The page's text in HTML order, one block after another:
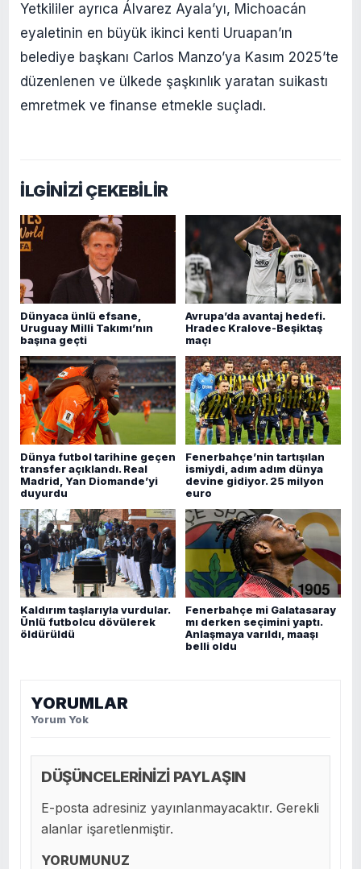
Yetkililer ayrıca Álvarez Ayala’yı, Michoacán
eyaletinin en büyük ikinci kenti Uruapan’ın
belediye başkanı Carlos Manzo’ya Kasım 2025’te
düzenlenen ve ülkede şaşkınlık yaratan suikastı
emretmek ve finanse etmekle suçladı.
İLGİNİZİ ÇEKEBİLİR
Dünyaca ünlü efsane,
Uruguay Milli Takımı’nın
başına geçti
Avrupa’da avantaj hedefi.
Hradec Kralove-Beşiktaş
maçı
Dünya futbol tarihine geçen
transfer açıklandı. Real
Madrid, Yan Diomande’yi
duyurdu
Fenerbahçe’nin tartışılan
ismiydi, adım adım dünya
devine gidiyor. 25 milyon
euro
Kaldırım taşlarıyla vurdular.
Ünlü futbolcu dövülerek
öldürüldü
Fenerbahçe mi Galatasaray
mı derken seçimini yaptı.
Anlaşmaya varıldı, maaşı
belli oldu
YORUMLAR
Yorum Yok
DÜŞÜNCELERİNİZİ PAYLAŞIN
E-posta adresiniz yayınlanmayacaktır. Gerekli
alanlar işaretlenmiştir.
YORUMUNUZ